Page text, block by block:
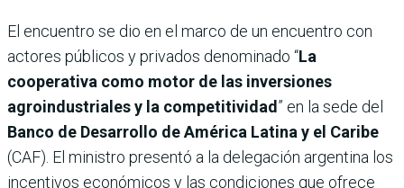
El encuentro se dio en el marco de un encuentro con
actores públicos y privados denominado “La
cooperativa como motor de las inversiones
agroindustriales y la competitividad ” en la sede del
Banco de Desarrollo de América Latina y el Caribe
(CAF). El ministro presentó a la delegación argentina los
incentivos económicos y las condiciones que ofrece